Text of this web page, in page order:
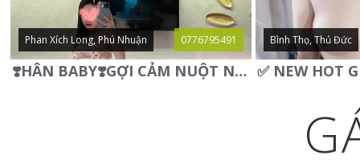
Phan Xích Long, Phú Nhuận 0776795491
❣️HÂN BABY❣️GỢI CẢM NUỘT NÀ DÁNG SON XINH XINH QUYẾN RŨ
Bình Thọ, Thủ Đức